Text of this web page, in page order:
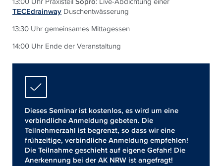
TECEdrainway Duschentwässerung
13:30 Uhr gemeinsames Mittagessen
14:00 Uhr Ende der Veranstaltung
Dieses Seminar ist kostenlos, es wird um eine
verbindliche Anmeldung gebeten. Die
Teilnehmerzahl ist begrenzt, so dass wir eine
frühzeitige, verbindliche Anmeldung empfehlen!
Die Teilnahme geschieht auf eigene Gefahr! Die
Anerkennung bei der AK NRW ist angefragt!